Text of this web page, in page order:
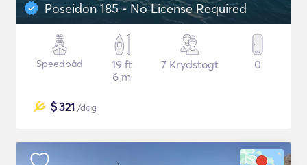
Poseidon 185 - No License Required
Speedbåd
19 ft
6 m
7 Krydstogt 0
$321 /dag